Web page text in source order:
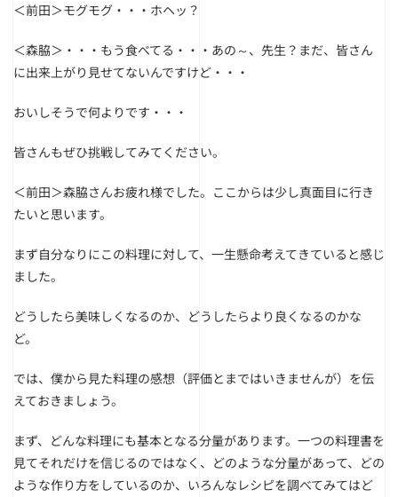
＜前田＞モグモグ・・・ホヘッ？
＜森脇＞・・・もう食べてる・・・あの～、先生？まだ、皆さん
に出来上がり見せてないんですけど・・・
おいしそうで何よりです・・・
皆さんもぜひ挑戦してみてください。
＜前田＞森脇さんお疲れ様でした。ここからは少し真面目に行き
たいと思います。
まず自分なりにこの料理に対して、一生懸命考えてきていると感じ
ました。
どうしたら美味しくなるのか、どうしたらより良くなるのかな
ど。
では、僕から見た料理の感想（評価とまではいきませんが）を伝
えておきましょう。
まず、どんな料理にも基本となる分量があります。一つの料理書を
見てそれだけを信じるのではなく、どのような分量があって、どの
ような作り方をしているのか、いろんなレシピを調べてみてはど